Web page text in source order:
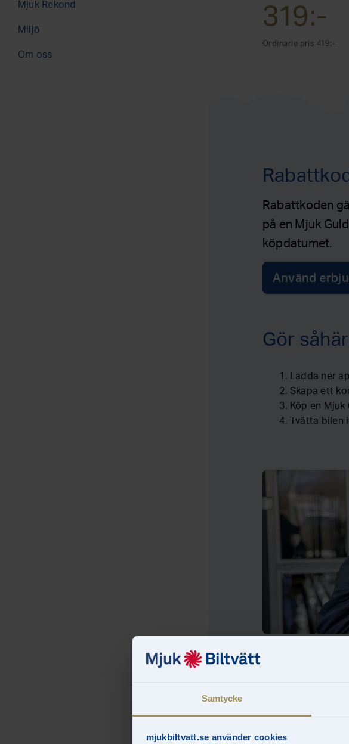
Samtycke
mjukbiltvatt.se använder cookies
Mjuk Rekond
Miljö
Om oss
319:-
Ordinarie pris 419:-
Rabattkoden
på en Mjuk
köpdatumet.
Använd
Gör
Ladda ner
Skapa ett
Köp en
Tvätta bilen
I Mjuk Guld